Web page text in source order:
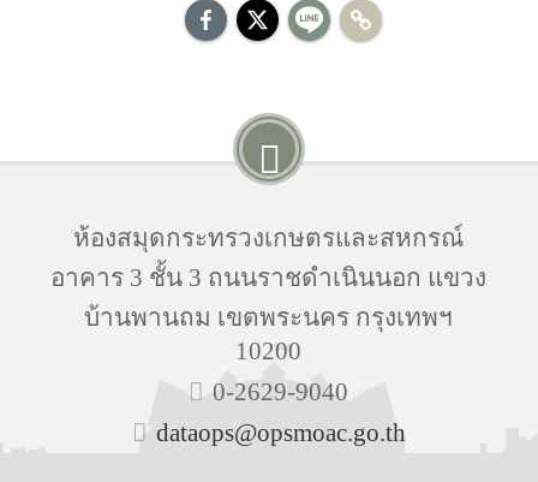
ห้องสมุดกระทรวงเกษตรและสหกรณ์
อาคาร 3 ชั้น 3 ถนนราชดำเนินนอก แขวง
บ้านพานถม เขตพระนคร กรุงเทพฯ
10200
0-2629-9040
dataops@opsmoac.go.th